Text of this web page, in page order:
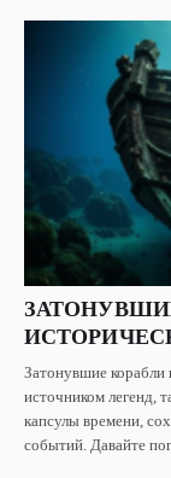
Затонувшие корабли
источником легенд,
капсулы времени,
событий. Давайте